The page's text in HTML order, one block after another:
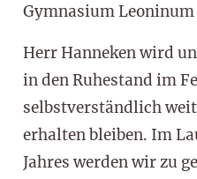
Gymnasium
Herr Hanneken wird
in den Ruhestand im
selbstverständlich
erhalten bleiben. Im
Jahres werden wir zu